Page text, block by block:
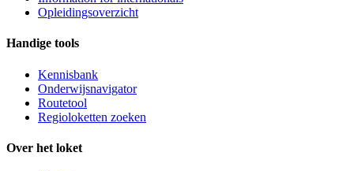
Opleidingsoverzicht
Handige tools
Kennisbank
Onderwijsnavigator
Routetool
Regioloketten zoeken
Over het loket